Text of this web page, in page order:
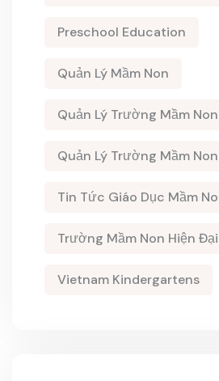
Preschool Education
Quản Lý Mầm Non
Quản Lý Trường Mầm Non
Quản Lý Trường Mầm Non
Tin Tức Giáo Dục Mầm
Trường Mầm Non Hiện Đại
Vietnam Kindergartens